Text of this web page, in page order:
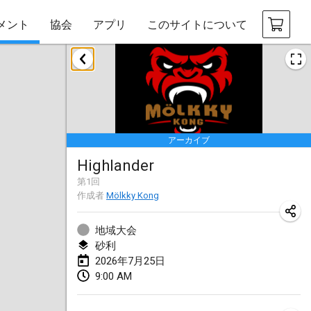
ント 協会 アプリ このサイトについて
アーカイブ
Highlander
第1 回
作成者 Mölkky Kong
地域大会
砂利
2026年7月25日
9:00 AM
2026年1月
Tournoi de la bonne année
2026年1月10日|フランス
Open de Boulay Triplette
2026年1月17日
Concours de Honnelles
2026年1月18日|ベルギー
2026年1月31日